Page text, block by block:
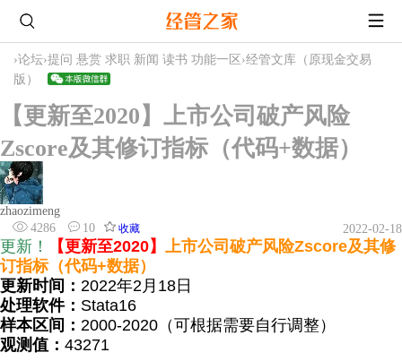
›论坛›提问 悬赏 求职 新闻 读书 功能一区 ›经管文库（原现金交易
版）
【更新至2020】上市公司破产风险
Zscore及其修订指标（代码+数据）
zhaozimeng
4286
10 收藏 2022-02-18
更新！ 【更新至2020】 上市公司破产风险Zscore及其修
订指标（代码+数据）
更新时间： 2022年2月18日
处理软件： Stata16
样本区间： 2000-2020（可根据需要自行调整）
观测值： 43271